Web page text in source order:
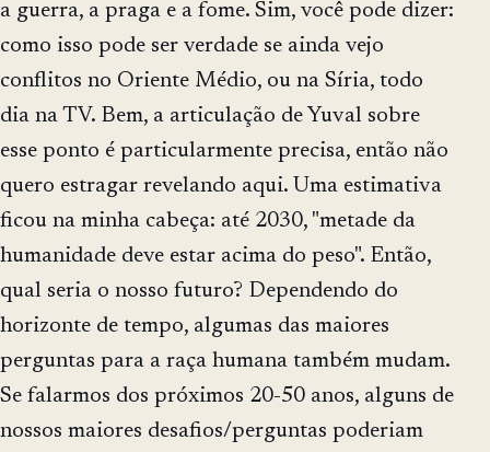
a guerra, a praga e a fome. Sim, você pode dizer:
como isso pode ser verdade se ainda vejo
conflitos no Oriente Médio, ou na Síria, todo
dia na TV. Bem, a articulação de Yuval sobre
esse ponto é particularmente precisa, então não
quero estragar revelando aqui. Uma estimativa
ficou na minha cabeça: até 2030, "metade da
humanidade deve estar acima do peso". Então,
qual seria o nosso futuro? Dependendo do
horizonte de tempo, algumas das maiores
perguntas para a raça humana também mudam.
Se falarmos dos próximos 20-50 anos, alguns de
nossos maiores desafios/perguntas poderiam